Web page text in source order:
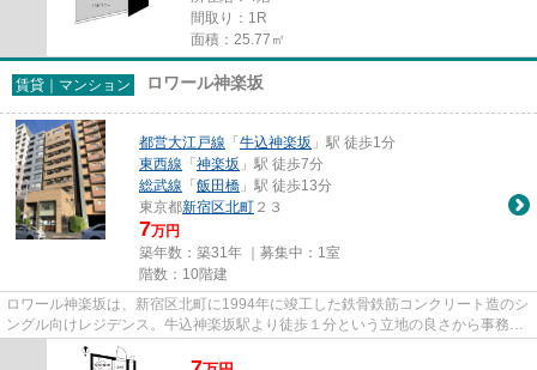
間取り：1R
面積：25.77㎡
賃貸｜マンション ロワール神楽坂
都営大江戸線 「 牛込神楽坂 」駅 徒歩1分
東西線 「 神楽坂 」駅 徒歩7分
総武線 「 飯田橋 」駅 徒歩13分
東京都新宿区北町 ２３
7万円
築年数：築31年 ｜募集中： 1室
階数：10階建
ロワール神楽坂は、新宿区北町に1994年に竣工した鉄骨鉄筋コンクリート造のシ
ングル向けレジデンス。牛込神楽坂駅より徒歩１分という立地の良さから事務所
やSOHOとしての利用にも適し...